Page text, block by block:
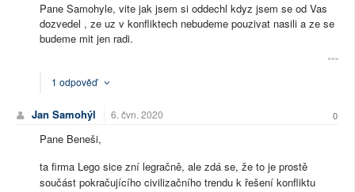
Pane Samohyle, vite jak jsem si oddechl kdyz jsem se od Vas
dozvedel , ze uz v konfliktech nebudeme pouzivat nasili a ze se
budeme mit jen radi.
1 odpověď
Jan Samohýl 6. čvn. 2020 0
Pane Beneši,
ta firma Lego sice zní legračně, ale zdá se, že to je prostě
součást pokračujícího civilizačního trendu k řešení konfliktu